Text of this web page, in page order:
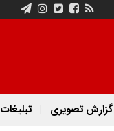
گزارش تصویری تبلیغات